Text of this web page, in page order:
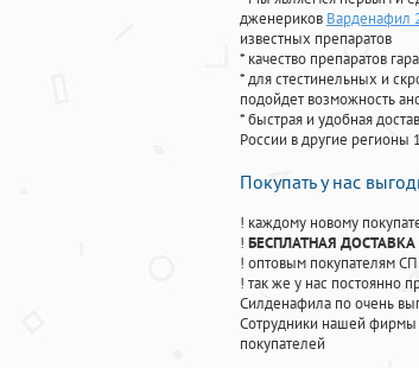
дженериков Варденафил
известных препаратов
* качество препаратов
* для стестинельных и
подойдет возможность
* быстрая и удобная
России в другие регионы
Покупать у нас
! каждому новому
! БЕСПЛАТНАЯ ДОСТАВКА
! оптовым покупателям
! так же у нас постоянно
Силденафила по очень
Cотрудники нашей фирмы
покупателей